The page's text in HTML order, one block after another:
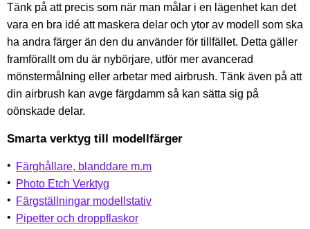
Tänk på att precis som när man målar i en lägenhet kan det
vara en bra idé att maskera delar och ytor av modell som ska
ha andra färger än den du använder för tillfället. Detta gäller
framförallt om du är nybörjare, utför mer avancerad
mönstermålning eller arbetar med airbrush. Tänk även på att
din airbrush kan avge färgdamm så kan sätta sig på
oönskade delar.
Smarta verktyg till modellfärger
Färghållare, blanddare m.m
Photo Etch Verktyg
Färgställningar modellstativ
Pipetter och droppflaskor